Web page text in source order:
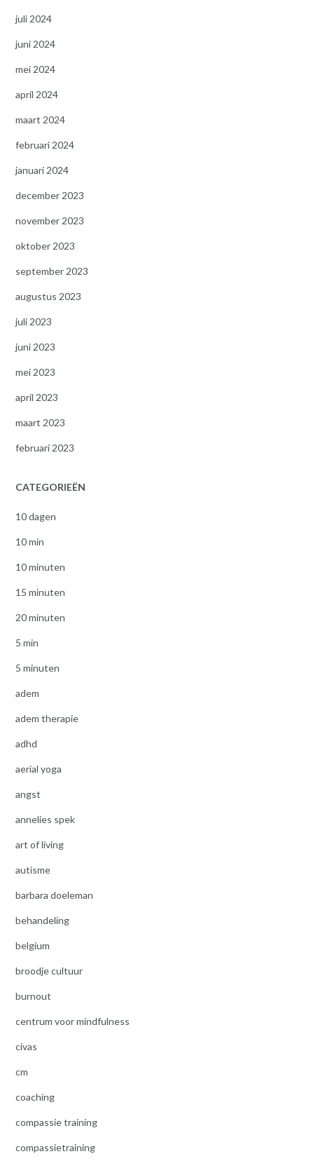
juli 2024
juni 2024
mei 2024
april 2024
maart 2024
februari 2024
januari 2024
december 2023
november 2023
oktober 2023
september 2023
augustus 2023
juli 2023
juni 2023
mei 2023
april 2023
maart 2023
februari 2023
CATEGORIEËN
10 dagen
10 min
10 minuten
15 minuten
20 minuten
5 min
5 minuten
adem
adem therapie
adhd
aerial yoga
angst
annelies spek
art of living
autisme
barbara doeleman
behandeling
belgium
broodje cultuur
burnout
centrum voor mindfulness
civas
cm
coaching
compassie training
compassietraining